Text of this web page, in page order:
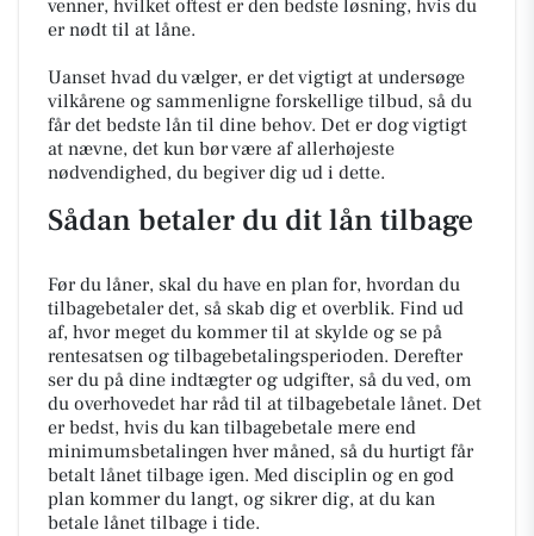
venner, hvilket oftest er den bedste løsning, hvis du
er nødt til at låne.
Uanset hvad du vælger, er det vigtigt at undersøge
vilkårene og sammenligne forskellige tilbud, så du
får det bedste lån til dine behov. Det er dog vigtigt
at nævne, det kun bør være af allerhøjeste
nødvendighed, du begiver dig ud i dette.
Sådan betaler du dit lån tilbage
Før du låner, skal du have en plan for, hvordan du
tilbagebetaler det, så skab dig et overblik. Find ud
af, hvor meget du kommer til at skylde og se på
rentesatsen og tilbagebetalingsperioden. Derefter
ser du på dine indtægter og udgifter, så du ved, om
du overhovedet har råd til at tilbagebetale lånet. Det
er bedst, hvis du kan tilbagebetale mere end
minimumsbetalingen hver måned, så du hurtigt får
betalt lånet tilbage igen. Med disciplin og en god
plan kommer du langt, og sikrer dig, at du kan
betale lånet tilbage i tide.